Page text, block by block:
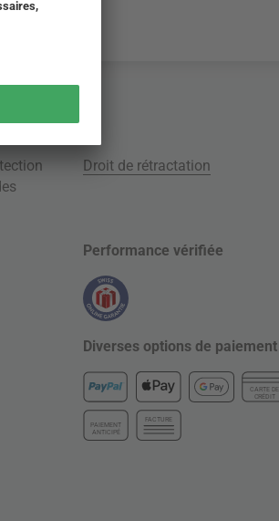
Droit de rétractation
Performance vérifiée
Diverses options de paiement
CARTE DE
CRÉDIT
PAIEMENT
ANTICIPÉ
FACTURE